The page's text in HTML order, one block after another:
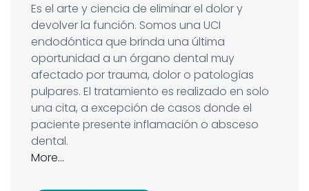
Es el arte y ciencia de eliminar el dolor y
devolver la función. Somos una UCI
endodóntica que brinda una última
oportunidad a un órgano dental muy
afectado por trauma, dolor o patologías
pulpares. El tratamiento es realizado en solo
una cita, a excepción de casos donde el
paciente presente inflamación o absceso
dental.
More…